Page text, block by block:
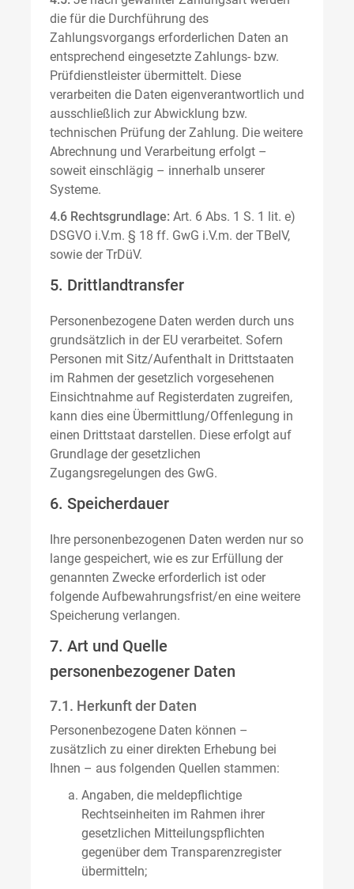
die für die Durchführung des
Zahlungsvorgangs erforderlichen Daten an
entsprechend eingesetzte Zahlungs- bzw.
Prüfdienstleister übermittelt. Diese
verarbeiten die Daten eigenverantwortlich und
ausschließlich zur Abwicklung bzw.
technischen Prüfung der Zahlung. Die weitere
Abrechnung und Verarbeitung erfolgt –
soweit einschlägig – innerhalb unserer
Systeme.
4.6 Rechtsgrundlage: Art. 6 Abs. 1 S. 1 lit. e)
DSGVO i.V.m. § 18 ff. GwG i.V.m. der TBelV,
sowie der TrDüV.
5. Drittlandtransfer
Personenbezogene Daten werden durch uns
grundsätzlich in der EU verarbeitet. Sofern
Personen mit Sitz/Aufenthalt in Drittstaaten
im Rahmen der gesetzlich vorgesehenen
Einsichtnahme auf Registerdaten zugreifen,
kann dies eine Übermittlung/Offenlegung in
einen Drittstaat darstellen. Diese erfolgt auf
Grundlage der gesetzlichen
Zugangsregelungen des GwG.
6. Speicherdauer
Ihre personenbezogenen Daten werden nur so
lange gespeichert, wie es zur Erfüllung der
genannten Zwecke erforderlich ist oder
folgende Aufbewahrungsfrist/en eine weitere
Speicherung verlangen.
7. Art und Quelle
personenbezogener Daten
7.1. Herkunft der Daten
Personenbezogene Daten können –
zusätzlich zu einer direkten Erhebung bei
Ihnen – aus folgenden Quellen stammen:
Angaben, die meldepflichtige
Rechtseinheiten im Rahmen ihrer
gesetzlichen Mitteilungspflichten
gegenüber dem Transparenzregister
übermitteln;